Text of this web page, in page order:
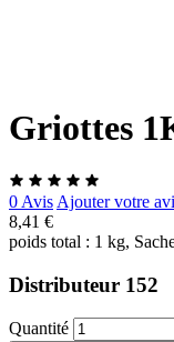
Griottes
0 Avis Ajouter votre
8,41 €
poids total : 1 kg,
Distributeur 152
Quantité